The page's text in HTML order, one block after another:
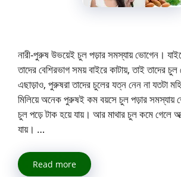
নারী-পুরুষ উভয়েই চুল পড়ার সমস্যায় ভোগেন।
তাদের বেশিরভাগ সময় বাইরে কাটায়, তাই তাদের
এছাড়াও, পুরুষরা তাদের চুলের যত্ন নেন না যতটা
মিলিয়ে অনেক পুরুষই কম বয়সে চুল পড়ার সমস্যায়
চুল পড়ে টাক হয়ে যায়। আর মাথার চুল কমে গেলে
যায়। …
Read more